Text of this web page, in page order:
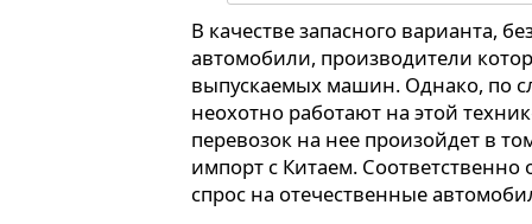
В качестве запасного варианта,
автомобили, производители
выпускаемых машин. Однако, по
неохотно работают на этой
перевозок на нее произойдет в
импорт с Китаем. Соответственно
спрос на отечественные